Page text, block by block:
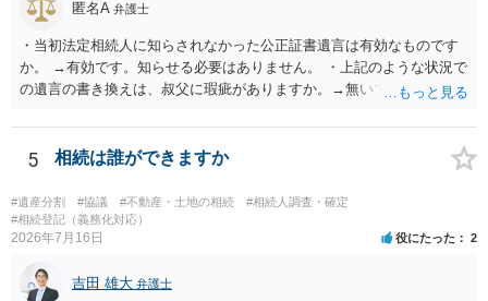
匿名A 弁護士
・当初法定相続人に知らされなかった公正証書遺言は有効なものです
か。 →有効です。知らせる必要はありません。 ・上記のような状況で
の遺言の書き換えは、叔父に瑕疵がありますか。→無いです。 ・分割
ますか。 →本人が自由に決められますので、どこが妥当とは言えない
です。客観的な基準もありません。 ・できれば穏やかに、分割を拒否
することはできますか。 →分割を拒否するということは、遺産はいら
ないということでしょうか。遺言で、受取を指定されててもいらない
と拒否することはできます。理由を説明する必要はありません。
5 相続は誰ができますか
#遺産分割 #協議 #不動産・土地の相続
#相続人調査・確定
#相続登記（義務化対応）
2026年7月16日 役にたった 2
吉田 雄大 弁護士